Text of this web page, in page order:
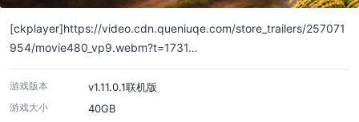
[ckplayer]https://video.cdn.queniuqe.com/store_trailers/257071
954/movie480_vp9.webm?t=1731…
游戏版本 v1.11.0.1联机版
游戏大小 40GB